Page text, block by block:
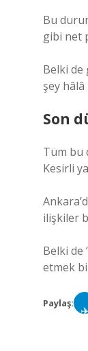
Bu
gibi net
Belki de
şey hâlâ
Son
Tüm bu
Kesirli
ilişkiler
Belki de
etmek
Paylaş: